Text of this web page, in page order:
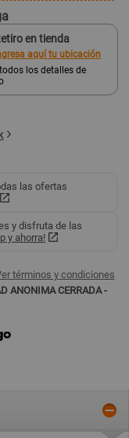
en tienda
aquí tu ubicación
los detalles de
las ofertas
y disfruta de las
y ahorra!
términos y condiciones
ANONIMA CERRADA -